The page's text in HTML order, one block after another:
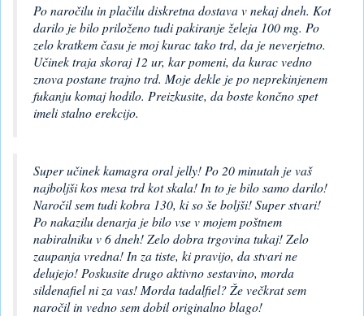
Po naročilu in plačilu diskretna dostava v nekaj dneh. Kot
darilo je bilo priloženo tudi pakiranje želeja 100 mg. Po
zelo kratkem času je moj kurac tako trd, da je neverjetno.
Učinek traja skoraj 12 ur, kar pomeni, da kurac vedno
znova postane trajno trd. Moje dekle je po neprekinjenem
fukanju komaj hodilo. Preizkusite, da boste končno spet
imeli stalno erekcijo.
Super učinek kamagra oral jelly! Po 20 minutah je vaš
najboljši kos mesa trd kot skala! In to je bilo samo darilo!
Naročil sem tudi kobra 130, ki so še boljši! Super stvari!
Po nakazilu denarja je bilo vse v mojem poštnem
nabiralniku v 6 dneh! Zelo dobra trgovina tukaj! Zelo
zaupanja vredna! In za tiste, ki pravijo, da stvari ne
delujejo! Poskusite drugo aktivno sestavino, morda
sildenafiel ni za vas! Morda tadalfiel? Že večkrat sem
naročil in vedno sem dobil originalno blago!